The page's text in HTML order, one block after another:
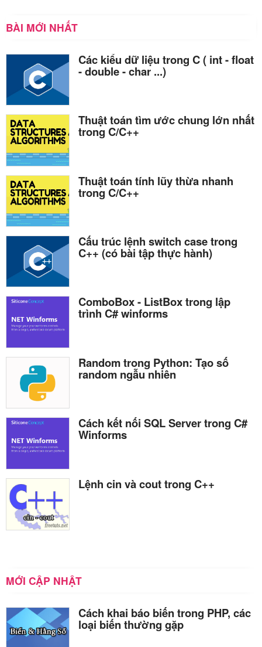
BÀI MỚI NHẤT
Các kiểu dữ liệu trong C ( int - float
- double - char ...)
Thuật toán tìm ước chung lớn nhất
trong C/C++
Thuật toán tính lũy thừa nhanh
trong C/C++
Cấu trúc lệnh switch case trong
C++ (có bài tập thực hành)
ComboBox - ListBox trong lập
trình C# winforms
Random trong Python: Tạo số
random ngẫu nhiên
Cách kết nối SQL Server trong C#
Winforms
Lệnh cin và cout trong C++
MỚI CẬP NHẬT
Cách khai báo biến trong PHP, các
loại biến thường gặp